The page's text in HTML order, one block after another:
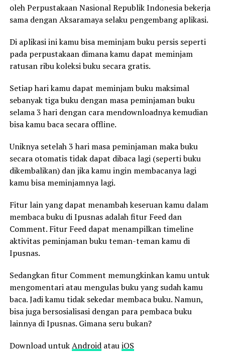
oleh Perpustakaan Nasional Republik Indonesia bekerja
sama dengan Aksaramaya selaku pengembang aplikasi.
Di aplikasi ini kamu bisa meminjam buku persis seperti
pada perpustakaan dimana kamu dapat meminjam
ratusan ribu koleksi buku secara gratis.
Setiap hari kamu dapat meminjam buku maksimal
sebanyak tiga buku dengan masa peminjaman buku
selama 3 hari dengan cara mendownloadnya kemudian
bisa kamu baca secara offline.
Uniknya setelah 3 hari masa peminjaman maka buku
secara otomatis tidak dapat dibaca lagi (seperti buku
dikembalikan) dan jika kamu ingin membacanya lagi
kamu bisa meminjamnya lagi.
Fitur lain yang dapat menambah keseruan kamu dalam
membaca buku di Ipusnas adalah fitur Feed dan
Comment. Fitur Feed dapat menampilkan timeline
aktivitas peminjaman buku teman-teman kamu di
Ipusnas.
Sedangkan fitur Comment memungkinkan kamu untuk
mengomentari atau mengulas buku yang sudah kamu
baca. Jadi kamu tidak sekedar membaca buku. Namun,
bisa juga bersosialisasi dengan para pembaca buku
lainnya di Ipusnas. Gimana seru bukan?
Download untukAndroidatauiOS